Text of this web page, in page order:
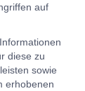
auf
diese zu
sowie
erhobenen